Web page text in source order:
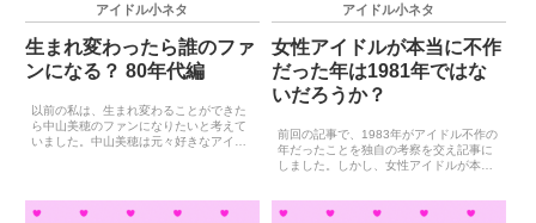
アイドル小ネタ
生まれ変わったら誰のファ
ンになる？ 80年代編
以前の私は、生まれ変わることができた
ら中山美穂のファンになりたいと考えて
いました。中山美穂は元々好きなアイド
て長く活動を応援でき...
アイドル小ネタ
女性アイドルが本当に不作
だった年は1981年ではな
いだろうか？
前回の記事で、1983年がアイドル不作の
年だったことを独自の考察を交え記事に
しました。しかし、女性アイドルが本当
ーな女性アイドルは、伊藤つかさの1人